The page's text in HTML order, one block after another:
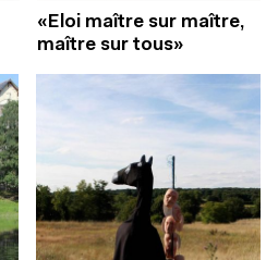
«Eloi maître sur maître,
maître sur tous»